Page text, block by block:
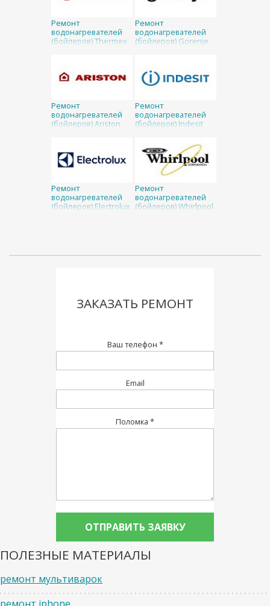
Ремонт
водонагревателей
(бойлеров) Thermex
Ремонт
водонагревателей
(бойлеров) Gorenje
Ремонт
водонагревателей
(бойлеров) Ariston
Ремонт
водонагревателей
(бойлеров) Indesit
Ремонт
водонагревателей
(бойлеров) Electrolux
Ремонт
водонагревателей
(бойлеров) Whirlpool
ЗАКАЗАТЬ РЕМОНТ
Ваш телефон *
Email
Поломка *
ПОЛЕЗНЫЕ МАТЕРИАЛЫ
ремонт мультиварок